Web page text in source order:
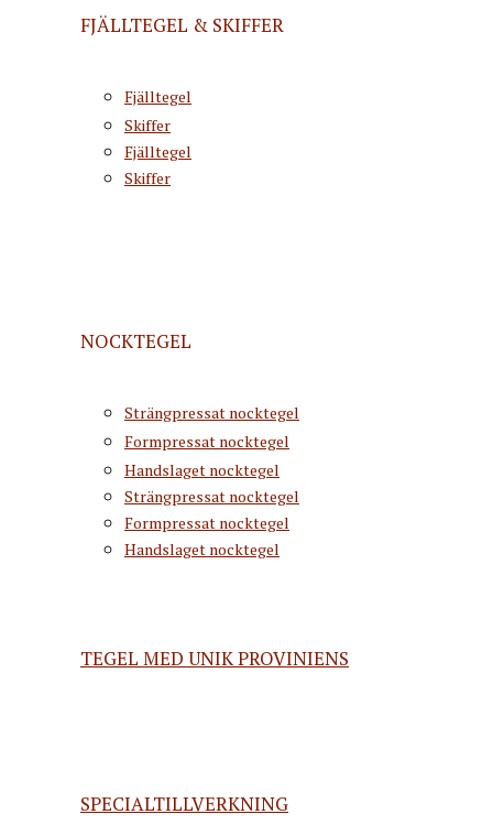
FJÄLLTEGEL & SKIFFER
Fjälltegel
Skiffer
Fjälltegel
Skiffer
NOCKTEGEL
Strängpressat nocktegel
Formpressat nocktegel
Handslaget nocktegel
Strängpressat nocktegel
Formpressat nocktegel
Handslaget nocktegel
TEGEL MED UNIK PROVINIENS
SPECIALTILLVERKNING